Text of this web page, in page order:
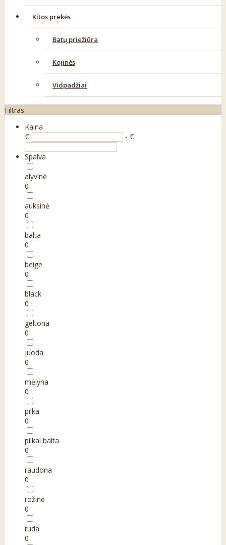
Kitos prekės
Batų priežiūra
Kojinės
Vidpadžiai
Filtras
Kaina
€
- €
Spalva
alyvinė
0
auksinė
0
balta
0
beige
0
black
0
geltona
0
juoda
0
mėlyna
0
pilka
0
pilkai balta
0
raudona
0
rožinė
0
ruda
0